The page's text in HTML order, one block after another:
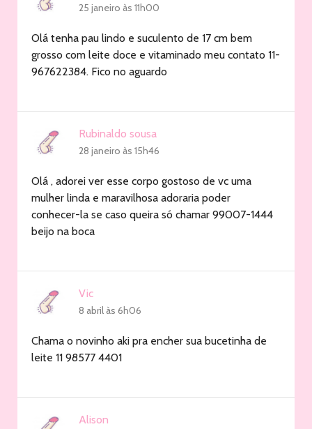
25 janeiro às 11h00
Olá tenha pau lindo e suculento de 17 cm bem
grosso com leite doce e vitaminado meu contato 11-
967622384. Fico no aguardo
Rubinaldo sousa
28 janeiro às 15h46
Olá , adorei ver esse corpo gostoso de vc uma
mulher linda e maravilhosa adoraria poder
conhecer-la se caso queira só chamar 99007-1444
beijo na boca
Vic
8 abril às 6h06
Chama o novinho aki pra encher sua bucetinha de
leite 11 98577 4401
Alison